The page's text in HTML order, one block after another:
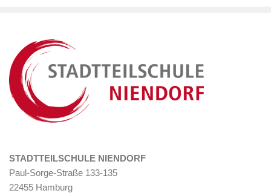
STADTTEILSCHULE NIENDORF
Paul-Sorge-Straße 133-135
22455 Hamburg